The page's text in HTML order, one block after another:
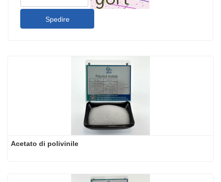
Spedire
Acetato di polivinile